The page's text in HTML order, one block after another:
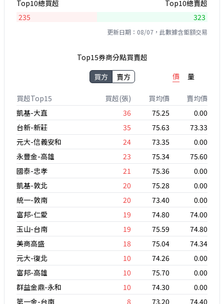
Top10總買超
Top10總賣超
235
323
更新日期：08/07，此數據含鉅額交易
Top15券商分點買賣超
買方
賣方 價 量
買超Top15 買超(張) 買均價
賣均價
凱基-大直
36 75.25
0.00
台新-新莊
35 75.63
73.33
元大-信義安和
24 73.35
0.00
永豐金-高雄
23 75.34
75.60
國泰-忠孝
21 75.36
0.00
凱基-敦北
20 75.28
0.00
統一-敦南
20 73.40
0.00
富邦-仁愛
19 74.80
74.00
玉山-台南
19 75.59
74.80
美商高盛
18 75.04
74.34
元大-復北
10 74.26
0.00
富邦-高雄
10 75.70
0.00
群益金鼎-永和
10 74.30
0.00
第一金-台南
8 73.20
74.40